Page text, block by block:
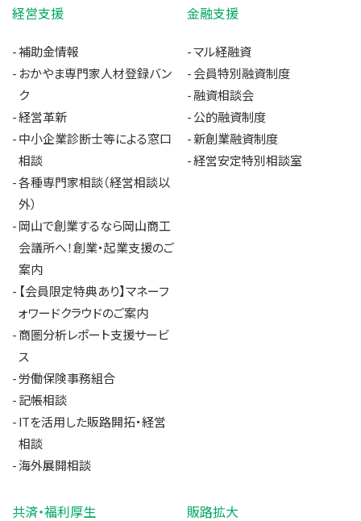
経営支援
補助金情報
おかやま専門家人材登録バン
ク
経営革新
中小企業診断士等による窓口
相談
各種専門家相談（経営相談以
外）
岡山で創業するなら岡山商工
会議所へ！創業・起業支援のご
案内
【会員限定特典あり】マネーフ
ォワードクラウドのご案内
商圏分析レポート支援サービ
ス
労働保険事務組合
記帳相談
ITを活用した販路開拓・経営
相談
海外展開相談
金融支援
マル経融資
会員特別融資制度
融資相談会
公的融資制度
新創業融資制度
経営安定特別相談室
共済・福利厚生 販路拡大